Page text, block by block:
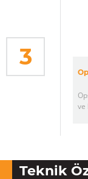
3
ve
Teknik